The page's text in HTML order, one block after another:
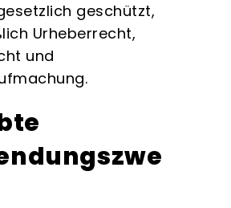
geschützt,
Urheberrecht,
und